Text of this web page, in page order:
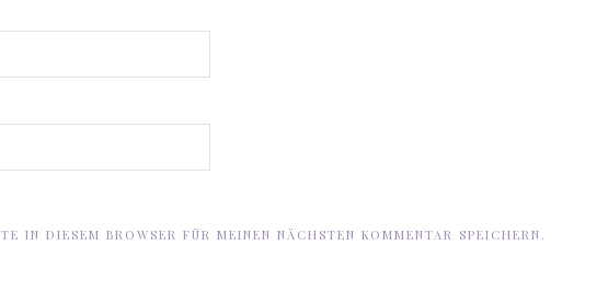
IN DIESEM BROWSER FÜR MEINEN NÄCHSTEN KOMMENTAR SPEICHERN.